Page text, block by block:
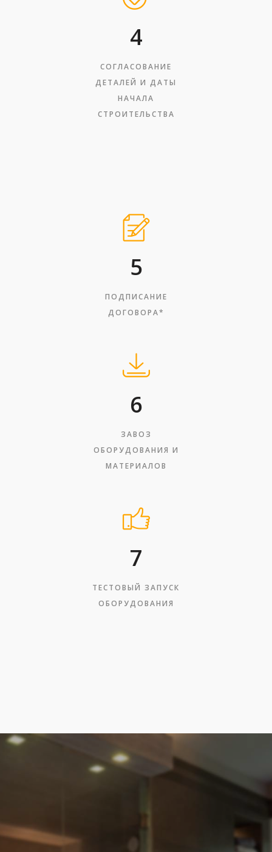
4
СОГЛАСОВАНИЕ
ДЕТАЛЕЙ И ДАТЫ
НАЧАЛА
СТРОИТЕЛЬСТВА
5
ПОДПИСАНИЕ
ДОГОВОРА*
6
ЗАВОЗ
ОБОРУДОВАНИЯ И
МАТЕРИАЛОВ
7
ТЕСТОВЫЙ ЗАПУСК
ОБОРУДОВАНИЯ